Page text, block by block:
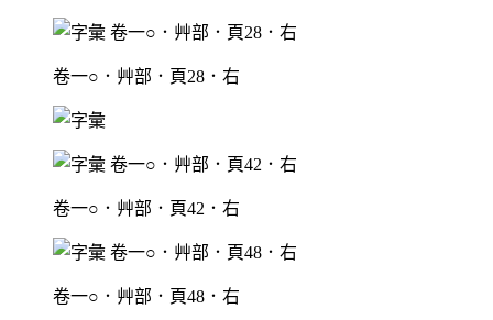
卷一○．艸部．頁28．右
卷一○．艸部．頁42．右
卷一○．艸部．頁48．右